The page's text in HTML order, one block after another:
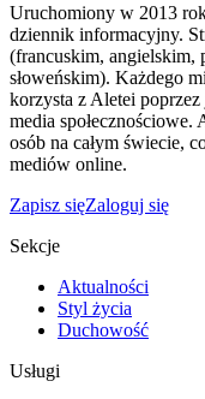
Uruchomiony w 2013
dziennik informacyjny.
(francuskim, angielskim,
słoweńskim). Każdego
korzysta z Aletei
media
osób na całym świecie,
mediów online.
Zapisz sięZaloguj się
Sekcje
Aktualności
Styl życia
Duchowość
Usługi